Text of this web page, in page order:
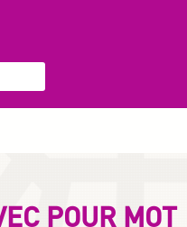
POUR MOT